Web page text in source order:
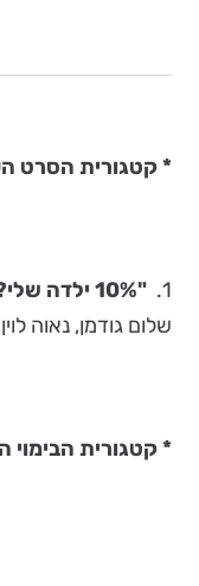
* קטגורית הסרט
1. "10% ילדה שלי?"
שלום גודמן, נאוה
* קטגורית הבימוי